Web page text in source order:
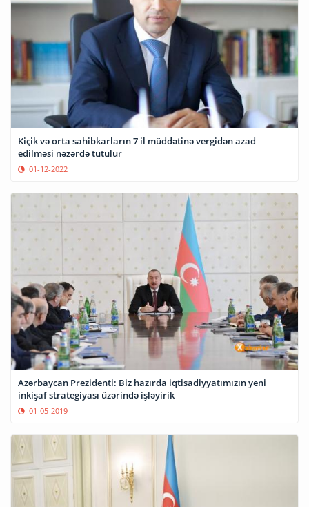
Kiçik və orta sahibkarların 7 il müddətinə vergidən azad
edilməsi nəzərdə tutulur
01-12-2022
Azərbaycan Prezidenti: Biz hazırda iqtisadiyyatımızın yeni
inkişaf strategiyası üzərində işləyirik
01-05-2019